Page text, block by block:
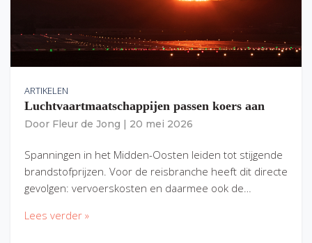
ARTIKELEN
Luchtvaartmaatschappijen passen koers aan
Door Fleur de Jong 20 mei 2026
Spanningen in het Midden-Oosten leiden tot stijgende
brandstofprijzen. Voor de reisbranche heeft dit directe
gevolgen: vervoerskosten en daarmee ook de…
Lees verder »